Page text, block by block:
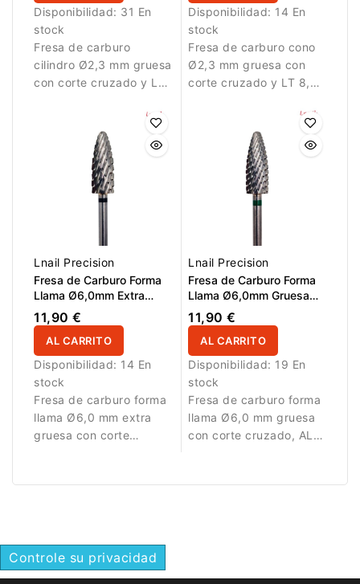
Disponibilidad: 31 En
stock
Fresa de carburo
cilindro Ø2,3 mm gruesa
con corte cruzado y LT
eliminación eficiente de
material en trabajos
profesionales de
Disponibilidad: 14 En
stock
Fresa de carburo cono
Ø2,3 mm gruesa con
corte cruzado y LT 8,0
eliminación controlada
de material.
Lnail Precision
Fresa de Carburo Forma
Llama Ø6,0mm Extra
Gruesa Corte Cruzado LT
16,0mm L/R
11,90 €
AL CARRITO
Disponibilidad: 14 En
stock
Fresa de carburo forma
llama Ø6,0 mm extra
gruesa con corte
acrílico rápidamente
Lnail Precision
Fresa de Carburo Forma
Llama Ø6,0mm Gruesa
Corte Cruzado LT
16,0mm L/R
11,90 €
AL CARRITO
Disponibilidad: 19 En
stock
Fresa de carburo forma
llama Ø6,0 mm gruesa
con corte cruzado, AL
gel, acrílico y polygel
Controle su privacidad